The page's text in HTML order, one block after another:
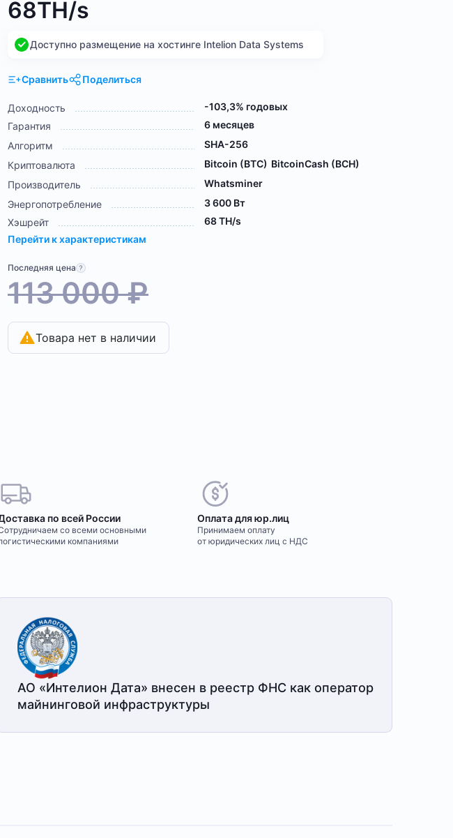
68TH/s
Доступно размещение на хостинге Intelion Data Systems
Сравнить Поделиться
Доходность
-103,3% годовых
Гарантия
6 месяцев
Алгоритм
SHA-256
Криптовалюта
Bitcoin (BTC) BitcoinCash (BCH)
Производитель
Whatsminer
Энергопотребление
3 600 Вт
Хэшрейт
68 TH/s
Перейти к характеристикам
Последняя цена
113 000₽
Товара нет в наличии
по всей России
со всеми основными
компаниями
Оплата для юр.лиц
Принимаем оплату
от юридических лиц с НДС
АО «Интелион Дата» внесен в реестр ФНС как оператор
майнинговой инфраструктуры